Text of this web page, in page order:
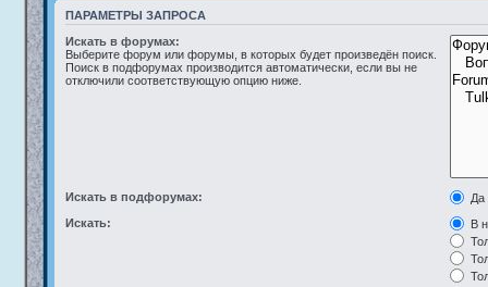
ПАРАМЕТРЫ ЗАПРОСА
Искать в форумах:
Выберите форум или форумы, в которых будет произведён поиск.
Поиск в подфорумах производится автоматически, если вы не
отключили соответствующую опцию ниже.
Искать в подфорумах:
Да
Искать:
В